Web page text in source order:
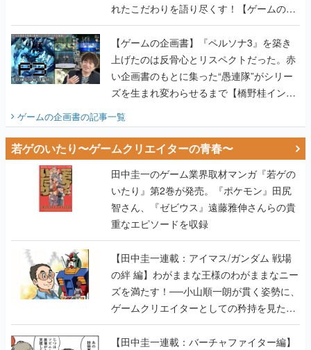
れたこだわりを語り尽くす！【ゲームの企
画書】
【ゲームの企画書】『ペルソナ3』を築き
上げたのは反骨心とリスペクトだった。赤
い企画書のもとに集った“愚連隊”がシリー
ズを生まれ変わらせるまで【橋野桂インタ
ゲームの企画書の記事一覧
若ゲのいたり〜ゲームクリエイターの青春〜
田中圭一のゲーム業界取材マンガ『若ゲの
いたり』第2巻が発売。『ポケモン』田尻
智さん、『ゼビウス』遠藤雅伸さんらの貴
重なエピソードを収録
【田中圭一連載：アイマス/ガンダム 戦場
の絆 編】わがままな王様のわがままなニー
ズを満たす！──小山順一朗が貫く姿勢に、
ゲームクリエイターとしての矜持を見た
【若ゲのいたり最終回】
【田中圭一連載：バーチャファイター編】